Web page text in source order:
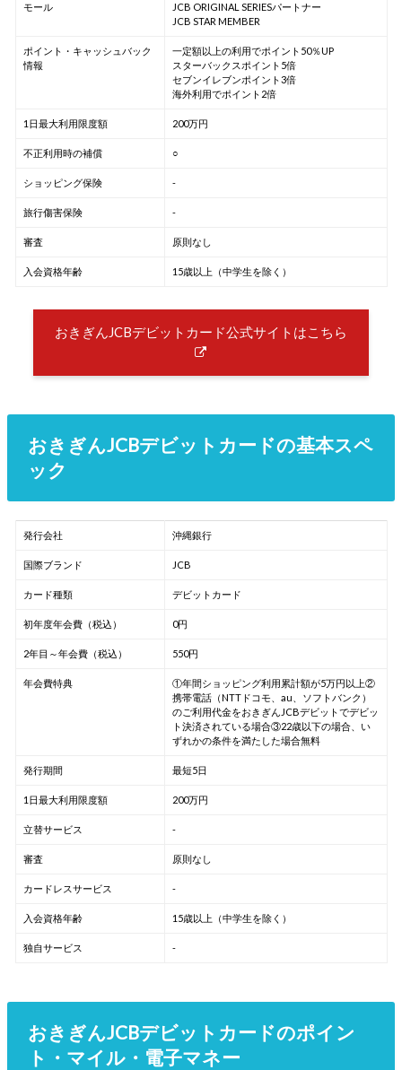
モール
JCB ORIGINAL SERIESパートナー
JCB STAR MEMBER
ポイント・キャッシュバック
情報
一定額以上の利用でポイント50％UP
スターバックスポイント5倍
セブンイレブンポイント3倍
海外利用でポイント2倍
1日最大利用限度額 200万円
不正利用時の補償 ○
ショッピング保険 -
旅行傷害保険 -
審査 原則なし
入会資格年齢 15歳以上（中学生を除く）
おきぎんJCBデビットカード公式サイトはこちら
おきぎんJCBデビットカードの基本スペ
ック
発行会社 沖縄銀行
国際ブランド JCB
カード種類 デビットカード
初年度年会費（税込） 0円
2年目～年会費（税込） 550円
年会費特典
①年間ショッピング利用累計額が5万円以上②
携帯電話（NTTドコモ、au、ソフトバンク）
のご利用代金をおきぎんJCBデビットでデビッ
ト決済されている場合③22歳以下の場合、い
ずれかの条件を満たした場合無料
発行期間 最短5日
1日最大利用限度額 200万円
立替サービス -
審査 原則なし
カードレスサービス -
入会資格年齢 15歳以上（中学生を除く）
独自サービス -
おきぎんJCBデビットカードのポイン
ト・マイル・電子マネー